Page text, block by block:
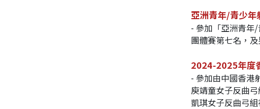
亞洲青年/青少
- 參加「亞洲青年
團體賽第七名，
2024-2025年度
- 參加由中國香港
庾靖童女子反曲
凱琪女子反曲弓